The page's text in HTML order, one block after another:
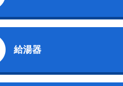
給湯器